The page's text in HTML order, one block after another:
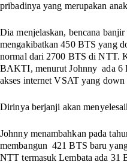
pribadinya yang merupakan
Dia menjelaskan, bencana
mengakibatkan 450 BTS yang
normal dari 2700 BTS di NTT.
BAKTI, menurut Johnny ada 6
akses internet VSAT yang down
Dirinya berjanji akan
Johnny menambahkan pada
membangun 421 BTS baru
NTT termasuk Lembata ada 31